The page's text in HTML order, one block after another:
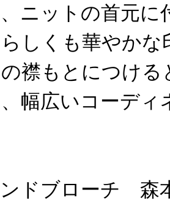
ニットの首元に
しくも華やかな
襟もとにつけ
幅広いコーディ
ドブローチ 森